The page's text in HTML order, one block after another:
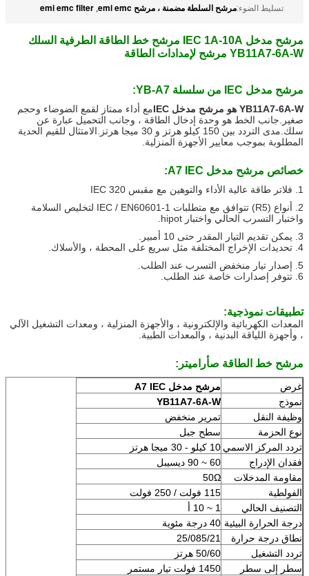
تسليط الضوء:مرشح السلطة مضمنة ، مرشح emi emc ,
emi emc filter
مرشح مدخل IEC 1A-10A مرشح خط الطاقة الطرفية السلك
YB11A7-6A-W مرشح لإمدادات الطاقة
مرشح مدخل IEC من سلسلة YB-A7:
YB11A7-6A-W هو مرشح مدخل IEC
مع أداء ممتاز لقمع الضوضاء وحجم
صغير.جانب الخط هو وحدة إدخال الطاقة ، وجانب التحميل عبارة عن
سلك.مدى التردد بين 150 كيلو هرتز و 30 ميجا هرتز.الامتثال للقيم الحدية
المطلوبة بموجب معايير الأجهزة المنزلية.
خصائص مرشح مدخل A7 IEC:
1. فلاتر طاقة عالية الأداء والتوهين مع مقبس IEC 320
2. أنواع (R5) تتوافق مع متطلبات IEC / EN60601-1 لتخليص السلامة
واختبار التسرب الحالي واختبار hipot.
3. يمكن تقديم التيار المقدر حتى 10 أمبير.
4. تحديدات الإخراج المختلفة مثل سريع على المحطة ، والأسلاك.
5. إصدار تيار منخفض التسرب عند الطلب.
6. تتوفر إصدارات خاصة عند الطلب.
تطبيقات نموذجية:
المعدات الكهربائية والإلكترونية ، والأجهزة المنزلية ، ومعدات التشغيل الآلي
، وأجهزة اللياقة البدنية ، والمعدات الطبية.
مرشح خط الطاقة صأراميتر :
غرض
مرشح مدخل A7 IEC
نموذج
YB11A7-6A-W
وظيفة النقل
تمرير منخفض
نوع الحزمة
سطح جبل
تردد المركز الاسمي 10 كيلو - 30 ميجا هرتز
فقدان الإدراج
60 ~ 90 ديسيبل
مقاومة المدخلات
50Ω
الفولطية
115 فولت / 250 فولت
التصنيف الحالي
1 ~ 10 أ
درجة الحرارة البيئية 40 درجة مئوية
نطاق درجة حرارة
25/085/21
تردد التشغيل
50/60 هرتز
سطر إلى سطر
1450 فولت تيار مستمر